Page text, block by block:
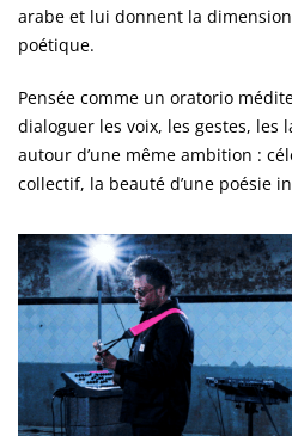
arabe et lui donnent la
poétique.
Pensée comme un oratorio
dialoguer les voix, les gestes, les
autour d’une même ambition :
collectif, la beauté d’une poésie